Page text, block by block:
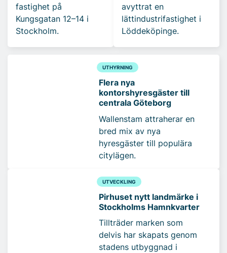
fastighet på
Kungsgatan 12–14 i
Stockholm.
avyttrat en
lättindustrifastighet i
Löddeköpinge.
UTHYRNING
Flera nya
kontorshyresgäster till
centrala Göteborg
Wallenstam attraherar en
bred mix av nya
hyresgäster till populära
citylägen.
UTVECKLING
Pirhuset nytt landmärke i
Stockholms Hamnkvarter
Tillträder marken som
delvis har skapats genom
stadens utbyggnad i